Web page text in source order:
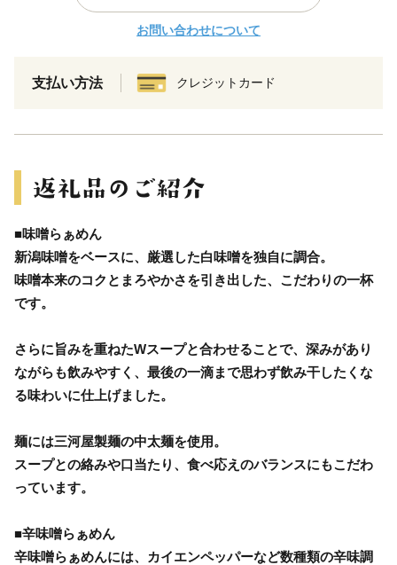
お問い合わせについて
支払い方法 クレジットカード
■味噌らぁめん
新潟味噌をベースに、厳選した白味噌を独自に調合。
味噌本来のコクとまろやかさを引き出した、こだわりの一杯
です。
さらに旨みを重ねたWスープと合わせることで、深みがあり
ながらも飲みやすく、最後の一滴まで思わず飲み干したくな
る味わいに仕上げました。
麺には三河屋製麺の中太麺を使用。
スープとの絡みや口当たり、食べ応えのバランスにもこだわ
っています。
■辛味噌らぁめん
辛味噌らぁめんには、カイエンペッパーなど数種類の辛味調